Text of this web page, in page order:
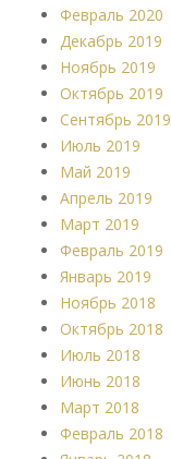
Февраль 2020
Декабрь 2019
Ноябрь 2019
Октябрь 2019
Сентябрь 2019
Июль 2019
Май 2019
Апрель 2019
Март 2019
Февраль 2019
Январь 2019
Ноябрь 2018
Октябрь 2018
Июль 2018
Июнь 2018
Март 2018
Февраль 2018